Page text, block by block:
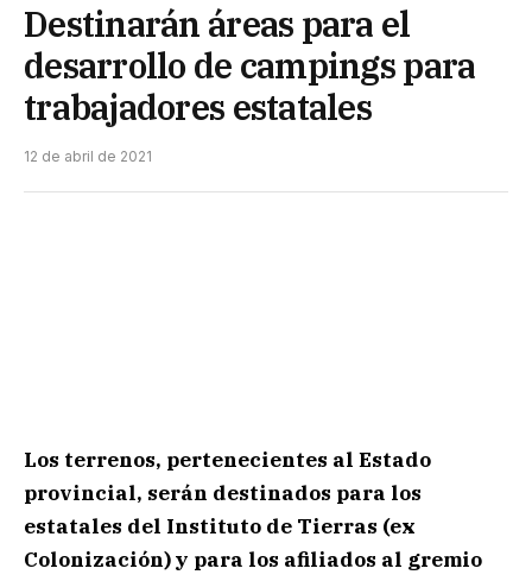
Destinarán áreas para el
desarrollo de campings para
trabajadores estatales
12 de abril de 2021
Los terrenos, pertenecientes al Estado
provincial, serán destinados para los
estatales del Instituto de Tierras (ex
Colonización) y para los afiliados al gremio